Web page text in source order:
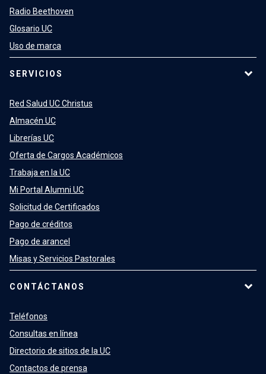
Radio Beethoven
Glosario UC
Uso de marca
SERVICIOS
Red Salud UC Christus
Almacén UC
Librerías UC
Oferta de Cargos Académicos
Trabaja en la UC
Mi Portal Alumni UC
Solicitud de Certificados
Pago de créditos
Pago de arancel
Misas y Servicios Pastorales
CONTÁCTANOS
Teléfonos
Consultas en línea
Directorio de sitios de la UC
Contactos de prensa